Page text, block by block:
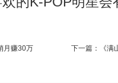
月赚30万 下一篇： 《